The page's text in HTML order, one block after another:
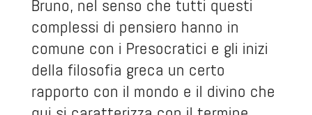
Bruno, nel senso che tutti questi
complessi di pensiero hanno in
comune con i Presocratici e gli inizi
della filosofia greca un certo
rapporto con il mondo e il divino che